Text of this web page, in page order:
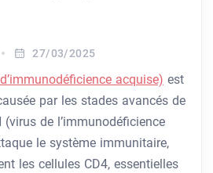
27/03/2025
acquise) est
par les stades avancés de
(virus de l’immunodéficience
le système immunitaire,
les cellules CD4, essentielles